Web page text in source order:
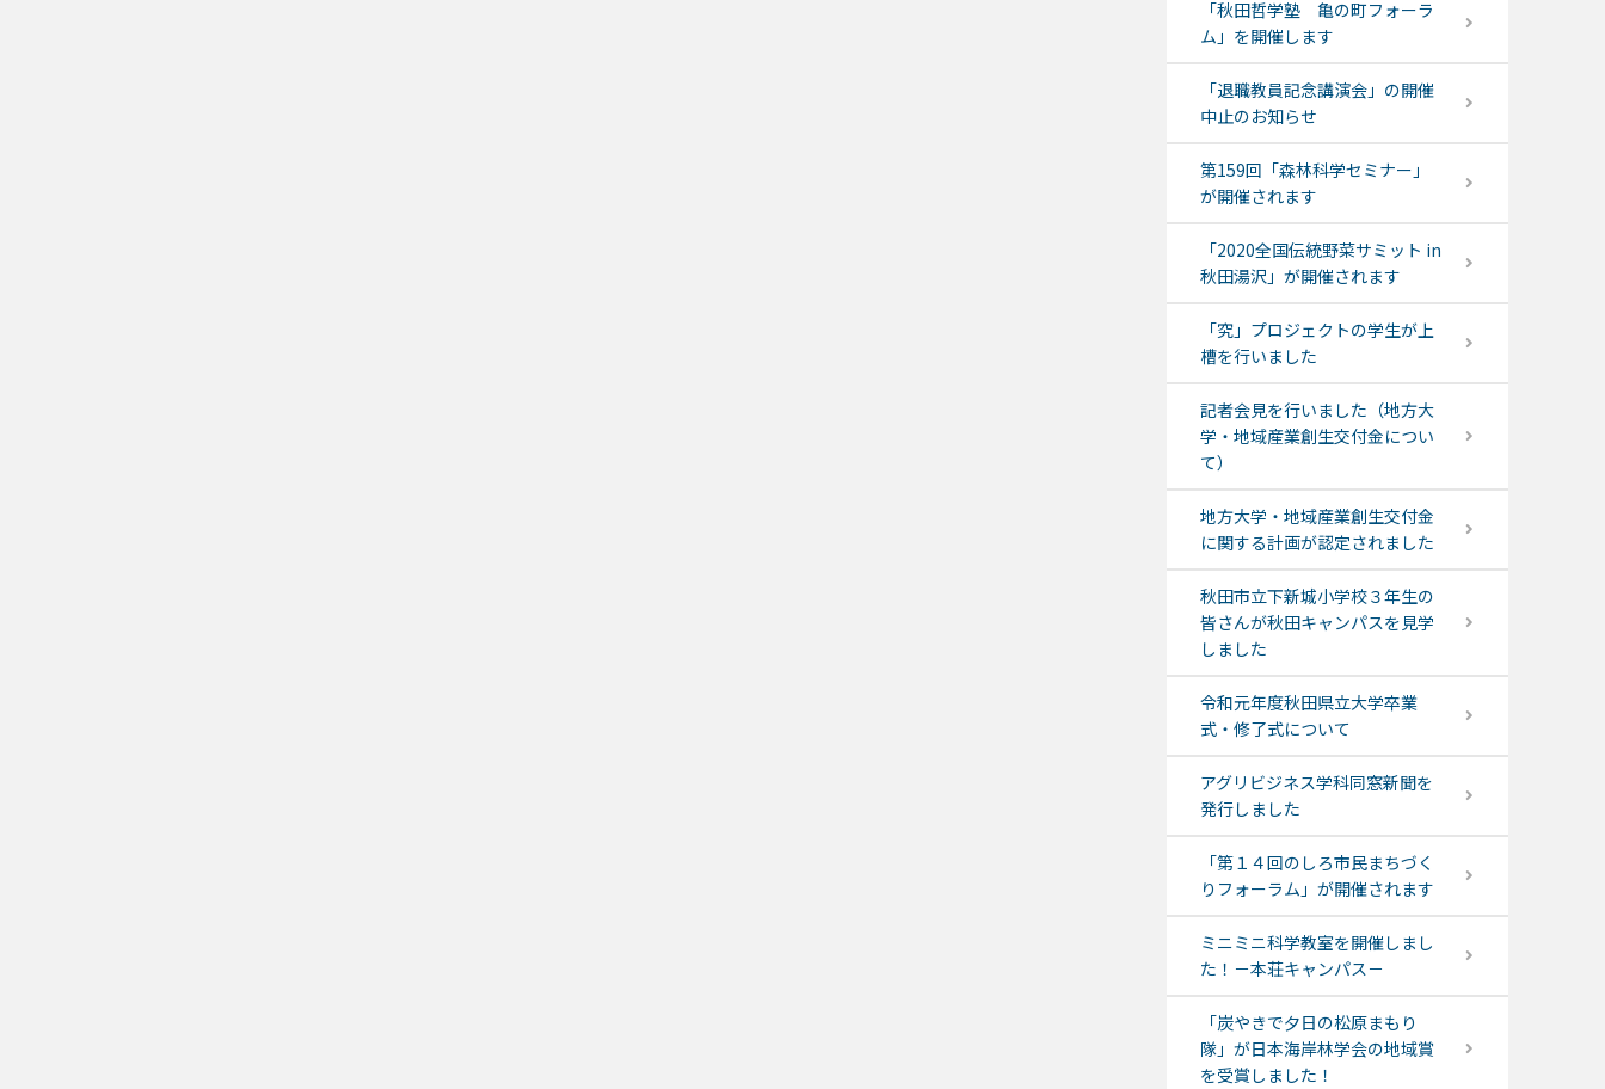
「秋田哲学塾 亀の町フォーラ
ム」を開催します
「退職教員記念講演会」の開催
中止のお知らせ
第159回「森林科学セミナー」
が開催されます
「2020全国伝統野菜サミット in
秋田湯沢」が開催されます
「究」プロジェクトの学生が上
槽を行いました
記者会見を行いました（地方大
学・地域産業創生交付金につい
て）
地方大学・地域産業創生交付金
に関する計画が認定されました
秋田市立下新城小学校３年生の
皆さんが秋田キャンパスを見学
しました
令和元年度秋田県立大学卒業
式・修了式について
アグリビジネス学科同窓新聞を
発行しました
「第１４回のしろ市民まちづく
りフォーラム」が開催されます
ミニミニ科学教室を開催しまし
た！－本荘キャンパス－
「炭やきで夕日の松原まもり
隊」が日本海岸林学会の地域賞
を受賞しました！